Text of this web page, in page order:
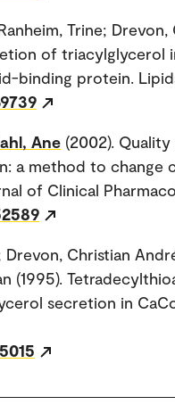
Trine; Drevon,
of triacylglycerol
binding protein.
Ane (2002).
a method to change
of Clinical
Drevon, Christian
(1995).
secretion in